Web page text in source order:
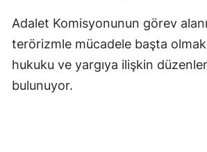
Adalet Komisyonunun görev
terörizmle mücadele başta
hukuku ve yargıya ilişkin
bulunuyor.